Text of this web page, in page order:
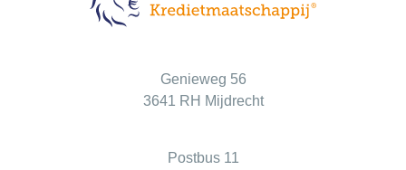
Genieweg 56
3641 RH Mijdrecht
Postbus 11